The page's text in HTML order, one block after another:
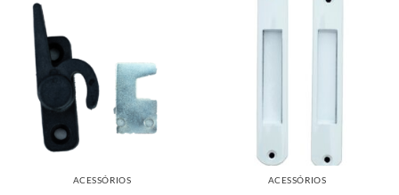
ACESSÓRIOS ACESSÓRIOS